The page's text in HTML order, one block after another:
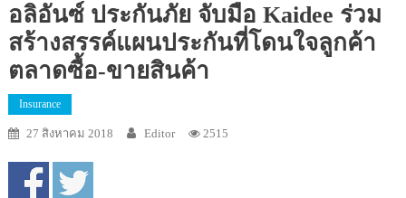
อลิอันซ์ ประกันภัย จับมือ Kaidee ร่วม
สร้างสรรค์แผนประกันที่โดนใจลูกค้า
ตลาดซื้อ-ขายสินค้า
Insurance
27 สิงหาคม 2018 Editor 2515